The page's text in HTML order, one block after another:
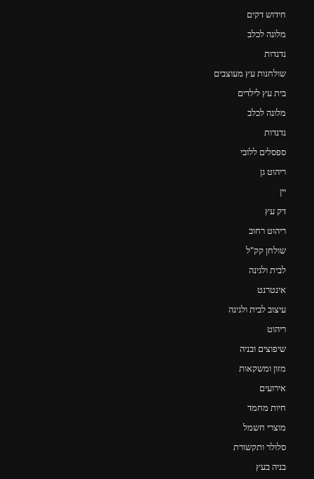
חידוש דקים
מלונה לכלב
נדנדות
שולחנות עץ מעוצבים
בית עץ לילדים
מלונה לכלב
נדנדות
ספסלים ללובי
ריהוט גן
יין
דק עץ
ריהוט רחוב
שולחן קק"ל
לבית ולגינה
אינטרנט
עיצוב לבית ולגינה
ריהוט
שיפוצים ובניה
מזון ומשקאות
אירועים
חיות מחמד
מוצרי חשמל
סלולר ותקשורת
בניה בעץ